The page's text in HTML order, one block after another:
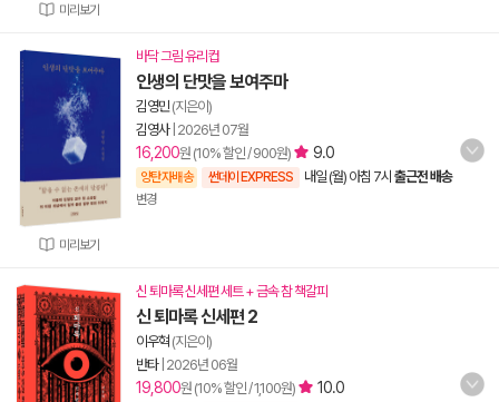
미리보기
미리보기
바닥 그림 유리컵
인생의 단맛을 보여주마
김영민(지은이)
김영사| 2026년 07월
16,200원 (10% 할인 / 900원) 9.0
양탄자배송 썬데이 EXPRESS 내일 (월) 아침 7시 출근전 배송
변경
신 퇴마록 신세편 세트 + 금속 참 책갈피
신 퇴마록 신세편 2
이우혁 (지은이)
반타| 2026년 06월
19,800원 (10% 할인 / 1,100원) 10.0